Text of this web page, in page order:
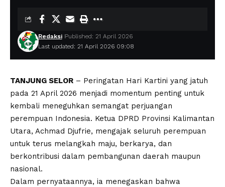
Last updated: 21 April 2026 09:08
Redaksi Published: 21 April 2026
TANJUNG SELOR – Peringatan Hari Kartini yang jatuh
pada 21 April 2026 menjadi momentum penting untuk
kembali meneguhkan semangat perjuangan
perempuan Indonesia. Ketua DPRD Provinsi Kalimantan
Utara, Achmad Djufrie, mengajak seluruh perempuan
untuk terus melangkah maju, berkarya, dan
berkontribusi dalam pembangunan daerah maupun
nasional.
Dalam pernyataannya, ia menegaskan bahwa